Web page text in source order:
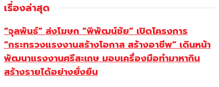
เรื่องล่าสุด
“จุลพันธ์” ส่งโฆษก “พิพัฒน์ชัย” เปิดโครงการ
“กระทรวงแรงงานสร้างโอกาส สร้างอาชีพ” เดินหน้า
พัฒนาแรงงานศรีสะเกษ มอบเครื่องมือทำมาหากิน
สร้างรายได้อย่างยั่งยืน